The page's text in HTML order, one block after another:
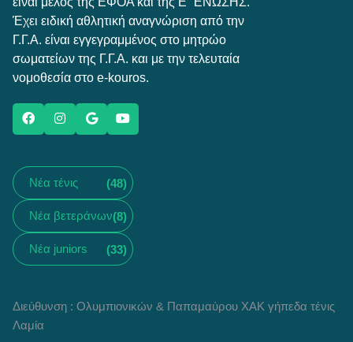
Έχει ειδική αθλητική αναγνώριση από την
Γ.Γ.Α. είναι εγγεγραμμένος στο μητρώο
σωματείων της Γ.Γ.Α. και με την τελευταία
νομοθεσία στο e-kouros.
Νέα τένις (48)
Νέα βετεράνων(8)
Νέα juniors (33)
Διεύθυνση : Ολυμπιονικών & Παπαμαύρου ΧΑΚ γήπεδα τένις
Λαμία